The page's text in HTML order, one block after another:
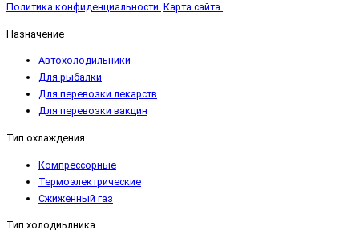
Политика конфиденциальности. Карта сайта.
Назначение
Автохолодильники
Для рыбалки
Для перевозки лекарств
Для перевозки вакцин
Тип охлаждения
Компрессорные
Термоэлектрические
Сжиженный газ
Тип холодиьлника